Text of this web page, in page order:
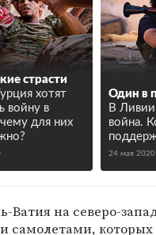
страсти
хотят
войну в
для них
Один в
В Ливии
война.
24 мая 2020
Ватия на северо-
которых